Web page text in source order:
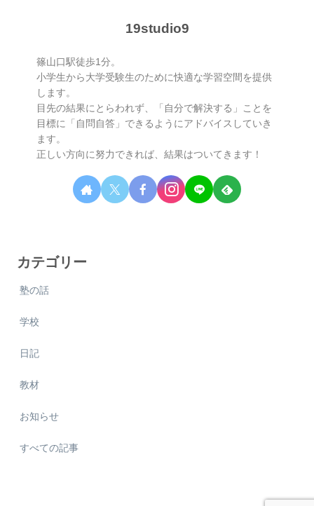
19studio9
篠山口駅徒歩1分。
小学生から大学受験生のために快適な学習空間を提供
します。
目先の結果にとらわれず、「自分で解決する」ことを
目標に「自問自答」できるようにアドバイスしていき
ます。
正しい方向に努力できれば、結果はついてきます！
カテゴリー
塾の話
学校
日記
教材
お知らせ
すべての記事